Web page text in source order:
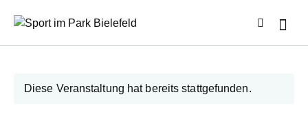
Diese Veranstaltung hat bereits stattgefunden.